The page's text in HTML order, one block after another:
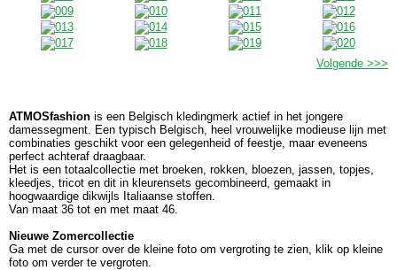
Volgende >>>
ATMOSfashion is een Belgisch kledingmerk actief in het jongere
damessegment. Een typisch Belgisch, heel vrouwelijke modieuse lijn met
combinaties geschikt voor een gelegenheid of feestje, maar eveneens
perfect achteraf draagbaar.
Het is een totaalcollectie met broeken, rokken, bloezen, jassen, topjes,
kleedjes, tricot en dit in kleurensets gecombineerd, gemaakt in
hoogwaardige dikwijls Italiaanse stoffen.
Van maat 36 tot en met maat 46.
Nieuwe Zomercollectie
Gamet de cursor over de kleine foto om vergroting te zien, klik op kleine
foto om verder te vergroten.